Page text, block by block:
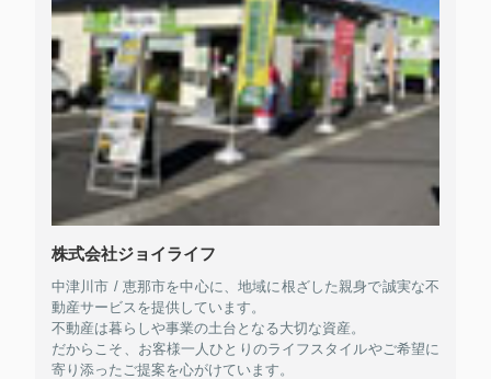
株式会社ジョイライフ
中津川市 / 恵那市を中心に、地域に根ざした親身で誠実な不
動産サービスを提供しています。
不動産は暮らしや事業の土台となる大切な資産。
だからこそ、お客様一人ひとりのライフスタイルやご希望に
寄り添ったご提案を心がけています。